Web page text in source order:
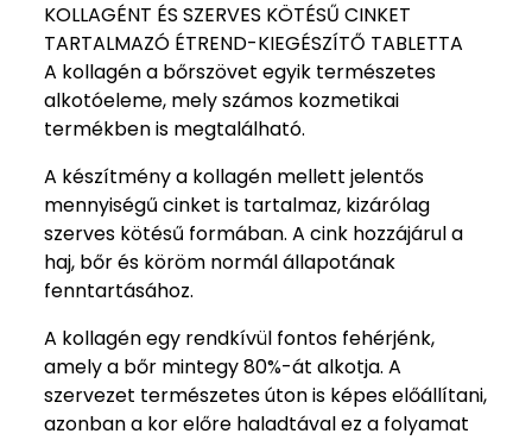
KOLLAGÉNT ÉS SZERVES KÖTÉSŰ CINKET
TARTALMAZÓ ÉTREND-KIEGÉSZÍTŐ TABLETTA
A kollagén a bőrszövet egyik természetes
alkotóeleme, mely számos kozmetikai
termékben is megtalálható.
A készítmény a kollagén mellett jelentős
mennyiségű cinket is tartalmaz, kizárólag
szerves kötésű formában. A cink hozzájárul a
haj, bőr és köröm normál állapotának
fenntartásához.
A kollagén egy rendkívül fontos fehérjénk,
amely a bőr mintegy 80%-át alkotja. A
szervezet természetes úton is képes előállítani,
azonban a kor előre haladtával ez a folyamat